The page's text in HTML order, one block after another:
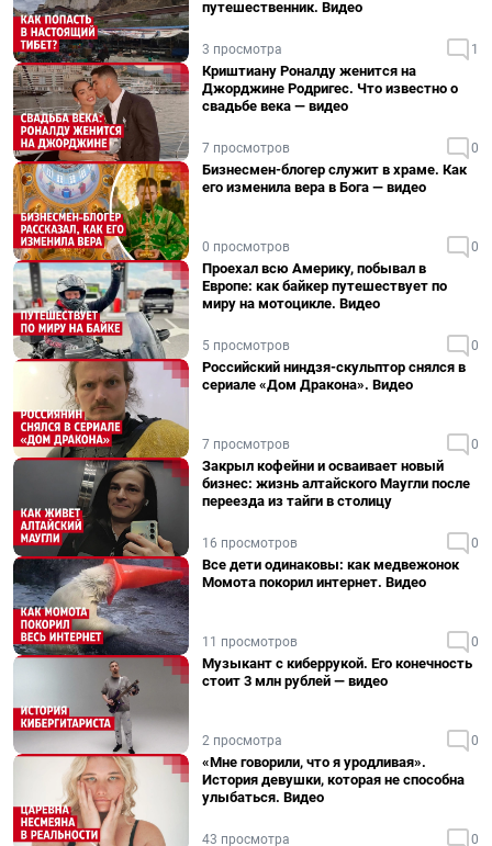
путешественник. Видео
3 просмотра 1
Криштиану Роналду женится на
Джорджине Родригес. Что известно о
свадьбе века — видео
7 просмотров 0
Бизнесмен-блогер служит в храме. Как
его изменила вера в Бога — видео
0 просмотров 0
Проехал всю Америку, побывал в
Европе: как байкер путешествует по
миру на мотоцикле. Видео
5 просмотров 0
Российский ниндзя-скульптор снялся в
сериале «Дом Дракона». Видео
7 просмотров 0
Закрыл кофейни и осваивает новый
бизнес: жизнь алтайского Маугли после
переезда из тайги в столицу
16 просмотров 0
Все дети одинаковы: как медвежонок
Момота покорил интернет. Видео
11 просмотров 0
Музыкант с киберрукой. Его конечность
стоит 3 млн рублей — видео
2 просмотра 0
«Мне говорили, что я уродливая».
История девушки, которая не способна
улыбаться. Видео
43 просмотра 0